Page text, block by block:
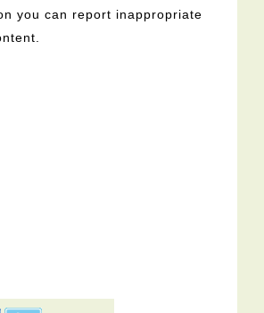
you can report inappropriate